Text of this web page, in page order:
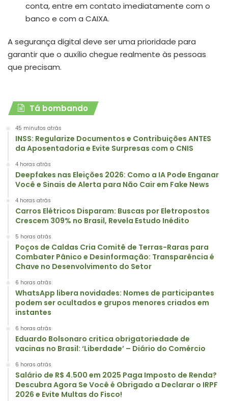
conta, entre em contato imediatamente com o
banco e com a CAIXA.
A segurança digital deve ser uma prioridade para
garantir que o auxílio chegue realmente às pessoas
que precisam.
Tá bombando
45 minutos atrás
INSS: Regularize Documentos e Contribuições ANTES
da Aposentadoria e Evite Surpresas com o CNIS
4 horas atrás
Deepfakes nas Eleições 2026: Como a IA Pode Enganar
Você e Sinais de Alerta para Não Cair em Fake News
4 horas atrás
Carros Elétricos Disparam: Buscas por Eletropostos
Crescem 309% no Brasil, Revela Estudo Inédito
5 horas atrás
Poços de Caldas Cria Comitê de Terras-Raras para
Combater Pânico e Desinformação: Transparência é
Chave no Desenvolvimento do Setor
6 horas atrás
WhatsApp libera novidades: Nomes de participantes
podem ser ocultados e grupos menores criados em
instantes
6 horas atrás
Eduardo Bolsonaro critica obrigatoriedade de
vacinas no Brasil: ‘Liberdade’ – Diário do Comércio
6 horas atrás
Salário de R$ 4.500 em 2025 Paga Imposto de Renda?
Descubra Agora Se Você é Obrigado a Declarar o IRPF
2026 e Evite Multas do Fisco!